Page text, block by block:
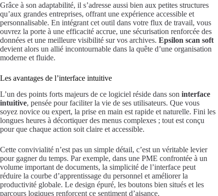
Grâce à son adaptabilité, il s’adresse aussi bien aux petites structures
qu’aux grandes entreprises, offrant une expérience accessible et
personnalisable. En intégrant cet outil dans votre flux de travail, vous
ouvrez la porte à une efficacité accrue, une sécurisation renforcée des
données et une meilleure visibilité sur vos archives. Epsilon scan soft
devient alors un allié incontournable dans la quête d’une organisation
moderne et fluide.
Les avantages de l’interface intuitive
L’un des points forts majeurs de ce logiciel réside dans son interface
intuitive, pensée pour faciliter la vie de ses utilisateurs. Que vous
soyez novice ou expert, la prise en main est rapide et naturelle. Fini les
longues heures à décortiquer des menus complexes ; tout est conçu
pour que chaque action soit claire et accessible.
Cette convivialité n’est pas un simple détail, c’est un véritable levier
pour gagner du temps. Par exemple, dans une PME confrontée à un
volume important de documents, la simplicité de l’interface peut
réduire la courbe d’apprentissage du personnel et améliorer la
productivité globale. Le design épuré, les boutons bien situés et les
parcours logiques renforcent ce sentiment d’aisance.